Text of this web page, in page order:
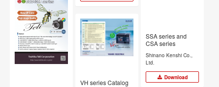
SSA series and
CSA series
Shinano Kenshi Co.,
Ltd.
Download
VH series Catalog